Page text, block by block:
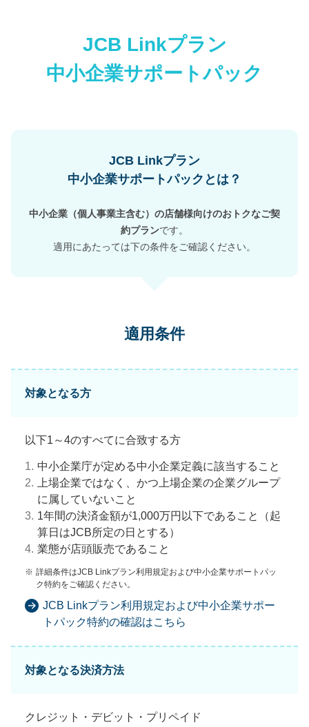
JCB Linkプラン
中小企業サポートパック
JCB Linkプラン
中小企業サポートパックとは？
中小企業（個人事業主含む）の店舗様向けのおトクなご契
約プランです。
適用にあたっては下の条件をご確認ください。
適用条件
対象となる方
以下1～4のすべてに合致する方
1. 中小企業庁が定める中小企業定義に該当すること
2. 上場企業ではなく、かつ上場企業の企業グループ
に属していないこと
3. 1年間の決済金額が1,000万円以下であること（起
算日はJCB所定の日とする）
4. 業態が店頭販売であること
※ 詳細条件はJCB Linkプラン利用規定および中小企業サポートパッ
ク特約をご確認ください。
JCB Linkプラン利用規定および中小企業サポー
トパック特約の確認はこちら
対象となる決済方法
クレジット・デビット・プリペイド